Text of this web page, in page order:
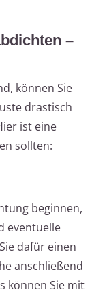
–
können Sie
drastisch
ist eine
sollten:
beginnen,
eventuelle
dafür einen
anschließend
können Sie mit